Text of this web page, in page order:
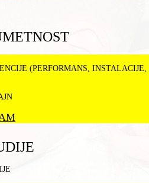
(PERFORMANS, INSTALACIJE,